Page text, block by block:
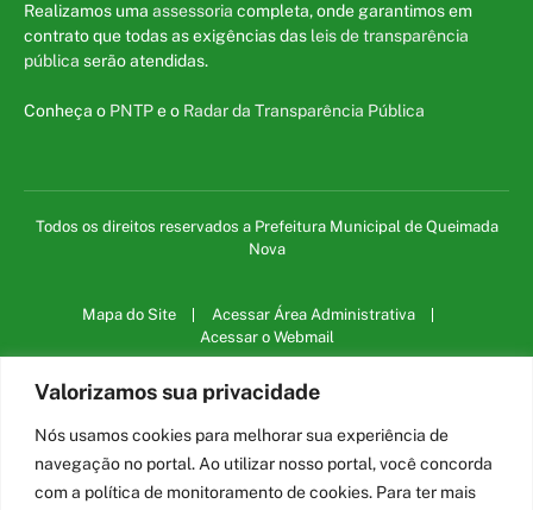
Valorizamos sua privacidade
Nós usamos cookies para melhorar sua experiência de
navegação no portal. Ao utilizar nosso portal, você concorda
com a política de monitoramento de cookies. Para ter mais
Realizamos uma assessoria completa, onde garantimos em
contrato que todas as exigências das leis de transparência
pública serão atendidas.
Conheça o PNTPe o Radar da Transparência Pública
Todos os direitos reservados a Prefeitura Municipal de Queimada
Nova
Mapa do Site
Acessar Área Administrativa
Acessar o Webmail